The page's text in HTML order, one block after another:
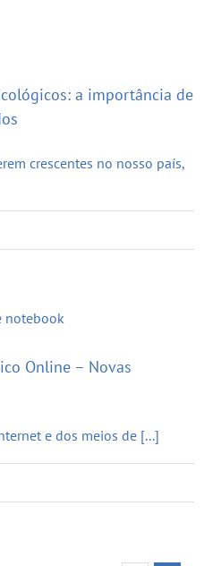
a importância de
crescentes no nosso país,
Online – Novas
e dos meios de [...]